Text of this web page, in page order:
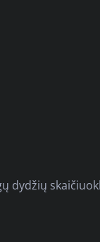
dydžių